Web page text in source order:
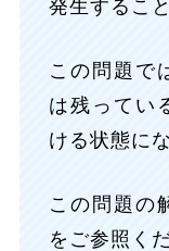
発生するこ
この問題で
は残ってい
ける状態に
この問題の
をご参照く